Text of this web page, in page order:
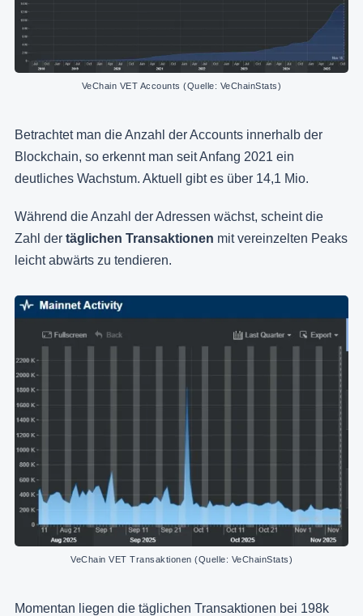
VeChain VET Accounts (Quelle: VeChainStats)
Betrachtet man die Anzahl der Accounts innerhalb der
Blockchain, so erkennt man seit Anfang 2021 ein
deutliches Wachstum. Aktuell gibt es über 14,1 Mio.
Während die Anzahl der Adressen wächst, scheint die
Zahl der täglichen Transaktionen mit vereinzelten Peaks
leicht abwärts zu tendieren.
VeChain VET Transaktionen (Quelle: VeChainStats)
Momentan liegen die täglichen Transaktionen bei 198k